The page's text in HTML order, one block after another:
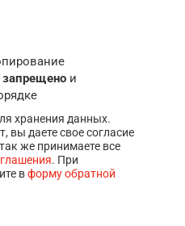
запрещено и
хранения данных.
вы даете свое согласие
же принимаете все
. При
вформу обратной